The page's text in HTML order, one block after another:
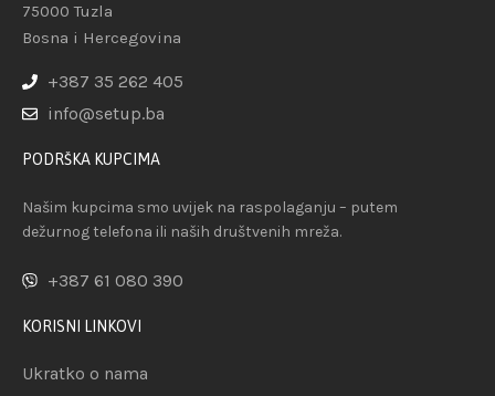
75000 Tuzla
Bosna i Hercegovina
+387 35 262 405
info@setup.ba
PODRŠKA KUPCIMA
Našim kupcima smo uvijek na raspolaganju – putem
dežurnog telefona ili naših društvenih mreža.
+387 61 080 390
KORISNI LINKOVI
Ukratko o nama